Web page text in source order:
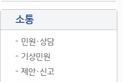
소통
민원·상담
기상민원
제안·신고